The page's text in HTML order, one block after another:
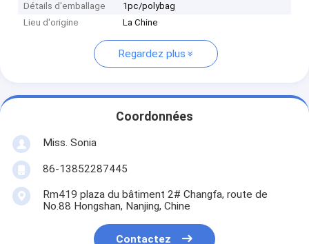
Détails d'emballage
1pc/polybag
Lieu d'origine
La Chine
Regardez plus
Coordonnées
Miss. Sonia
86-13852287445
Rm419 plaza du bâtiment 2# Changfa, route de
No.88 Hongshan, Nanjing, Chine
Contactez